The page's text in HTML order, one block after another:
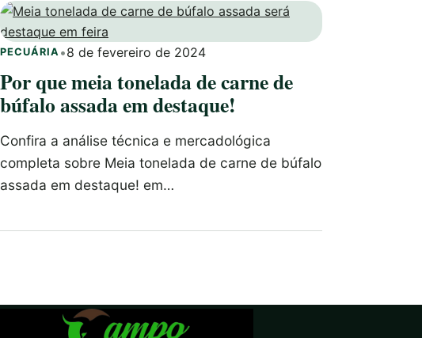
PECUÁRIA •8 de fevereiro de 2024
Por que meia tonelada de carne de
búfalo assada em destaque!
Confira a análise técnica e mercadológica
completa sobre Meia tonelada de carne de búfalo
assada em destaque! em…